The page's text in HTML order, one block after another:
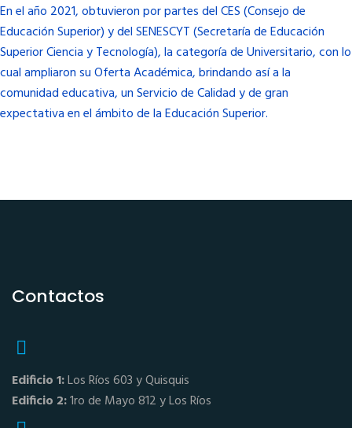
En el año 2021, obtuvieron por partes del CES (Consejo de
Educación Superior) y del SENESCYT (Secretaría de Educación
Superior Ciencia y Tecnología), la categoría de Universitario, con lo
cual ampliaron su Oferta Académica, brindando así a la
comunidad educativa, un Servicio de Calidad y de gran
expectativa en el ámbito de la Educación Superior.
Contactos
Edificio 1:Los Ríos 603 y Quisquis
Edificio 2:1ro de Mayo 812 y Los Ríos